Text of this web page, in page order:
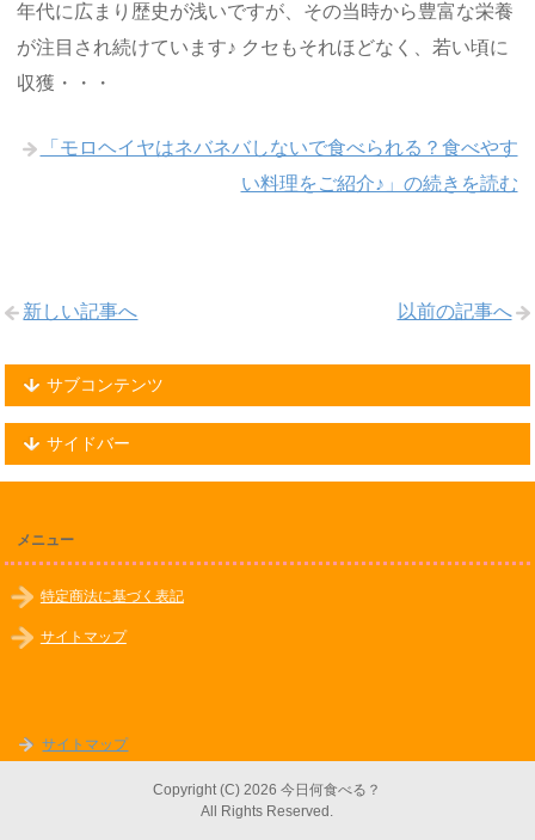
年代に広まり歴史が浅いですが、その当時から豊富な栄養
が注目され続けています♪ クセもそれほどなく、若い頃に
収獲・・・
「モロヘイヤはネバネバしないで食べられる？食べやす
い料理をご紹介♪」の続きを読む
以前の記事へ
新しい記事へ
サブコンテンツ
サイドバー
メニュー
特定商法に基づく表記
サイトマップ
サイトマップ
Copyright (C) 2026 今日何食べる？
All Rights Reserved.